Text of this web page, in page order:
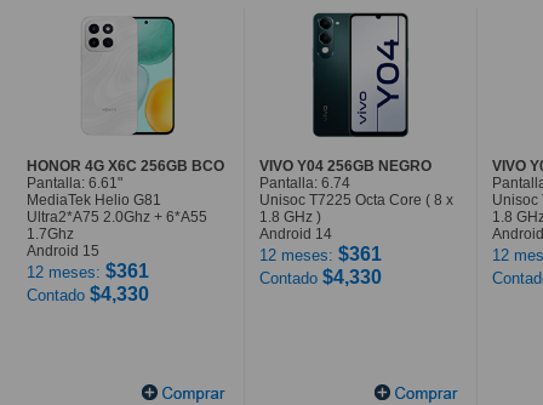
HONOR 4G X6C 256GB BCO
Pantalla: 6.61"
MediaTek Helio G81
Ultra2*A75 2.0Ghz + 6*A55
1.7Ghz
Android 15
12 meses: $361
Contado $4,330
VIVO Y04 256GB NEGRO
Pantalla: 6.74
Unisoc T7225 Octa Core ( 8 x
1.8 GHz )
Android 14
12 meses: $361
Contado $4,330
VIVO
Unisoc
1.8
12